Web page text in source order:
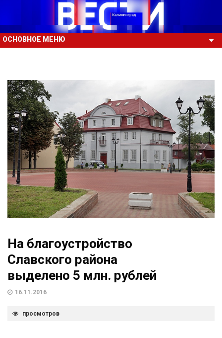
ОСНОВНОЕ МЕНЮ
На благоустройство
Славского района
выделено 5 млн. рублей
16.11.2016
просмотров